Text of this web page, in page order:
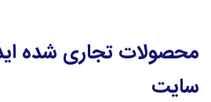
محصولات تجاری شده
سایت